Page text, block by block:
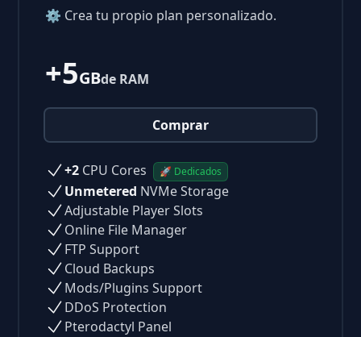
⚙ Crea tu propio plan personalizado.
+5GBde RAM
Comprar
+2 CPU Cores 🚀 Dedicados
Unmetered NVMe Storage
Adjustable Player Slots
Online File Manager
FTP Support
Cloud Backups
Mods/Plugins Support
DDoS Protection
Pterodactyl Panel